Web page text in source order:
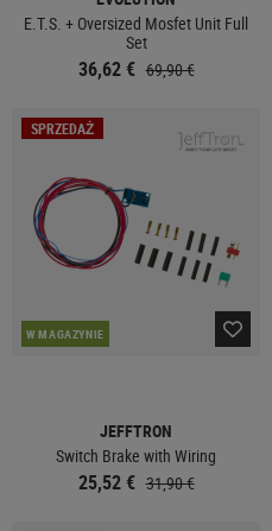
E.T.S. + Oversized Mosfet Unit Full
Set
36,62 € 69,90 €
SPRZEDAŻ
W MAGAZYNIE
JEFFTRON
Switch Brake with Wiring
25,52 € 31,90 €